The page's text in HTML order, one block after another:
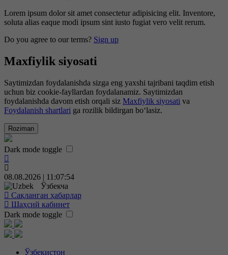
Lorem ipsum dolor sit amet consectetur adipisicing elit. Inventore,
soluta alias eaque modi ipsum sint iusto fugiat vero velit rerum.
Do you agree to our terms? Sign up
Maxfiylik siyosati
Saytimizdan foydalanishda sizga eng yaxshi tajribani taqdim etish
uchun biz cookie-fayllardan foydalanamiz. Saytimizdan
foydalanishda davom etish orqali siz Maxfiylik siyosati va
Foydalanish shartlari ga rozilik bildirgan bo‘lasiz.
Roziman
Dark mode toggle
08.08.2026 | 11:07:55
Ўзбекча
Сақланган ҳабарлар
Шаҳсий кабинет
Dark mode toggle
Ўзбекистон